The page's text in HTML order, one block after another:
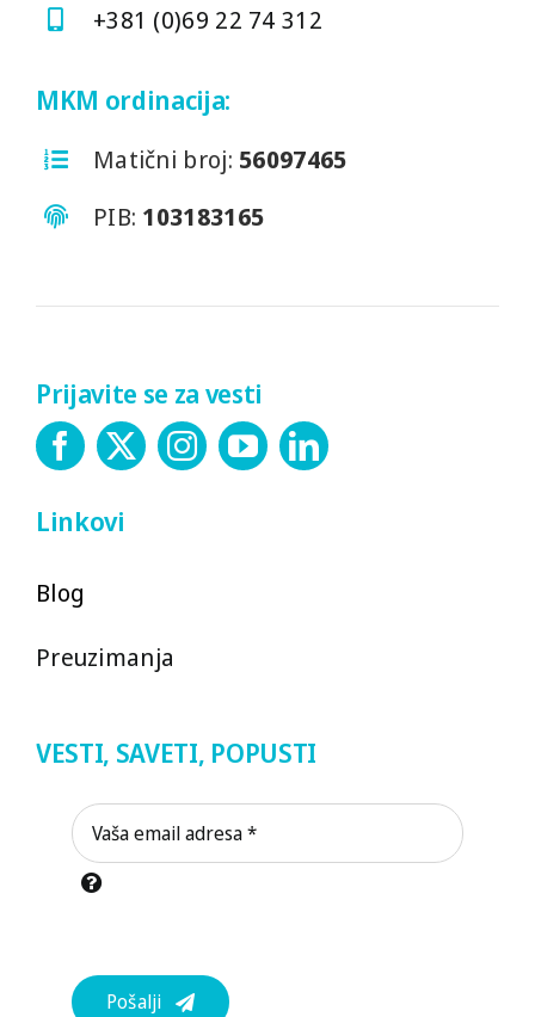
+381 (0)69 22 74 312
MKM ordinacija:
Matični broj: 56097465
PIB: 103183165
Prijavite se za vesti
Linkovi
Blog
Preuzimanja
VESTI, SAVETI, POPUSTI
Pošalji